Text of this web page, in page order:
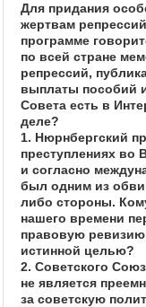
Для придания
жертвам
программе
по всей стране
репрессий,
выплаты пособий
Совета есть в
деле?
1. Нюрнбергский
преступлениях во
и согласно
был одним из
либо стороны.
нашего времени
правовую ревизию
истинной целью?
2. Советского
не является
за советскую